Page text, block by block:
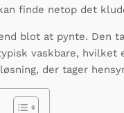
finde netop det
blot at pynte. Den
vaskbare,
der tager